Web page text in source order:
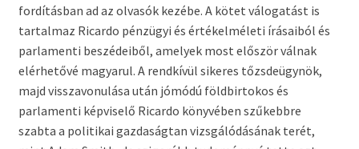
fordításban ad az olvasók kezébe. A kötet válogatást is
tartalmaz Ricardo pénzügyi és értékelméleti írásaiból és
parlamenti beszédeiből, amelyek most először válnak
elérhetővé magyarul. A rendkívül sikeres tőzsdeügynök,
majd visszavonulása után jómódú földbirtokos és
parlamenti képviselő Ricardo könyvében szűkebbre
szabta a politikai gazdaságtan vizsgálódásának terét,